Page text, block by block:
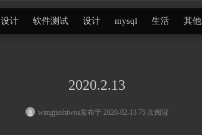
设计 软件测试 设计 mysql 生活 其他
2020.2.13
wangjieshiwoa发布于 2020-02-13 75 次阅读